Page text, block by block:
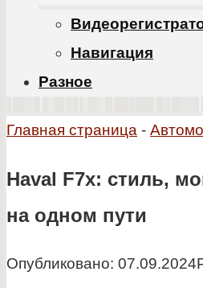
Навигация
Разное
Главная страница -
Haval F7x: стиль,
на одном пути
Опубликовано: 07.09.2024